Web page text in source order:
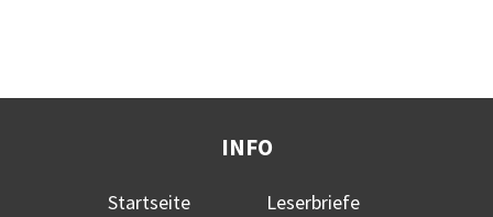
INFO
Startseite
Leserbriefe